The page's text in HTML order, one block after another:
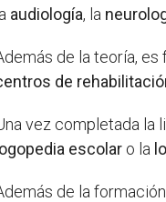
audiología, la
de la teoría,
de
vez completada la
escolar o la
de la